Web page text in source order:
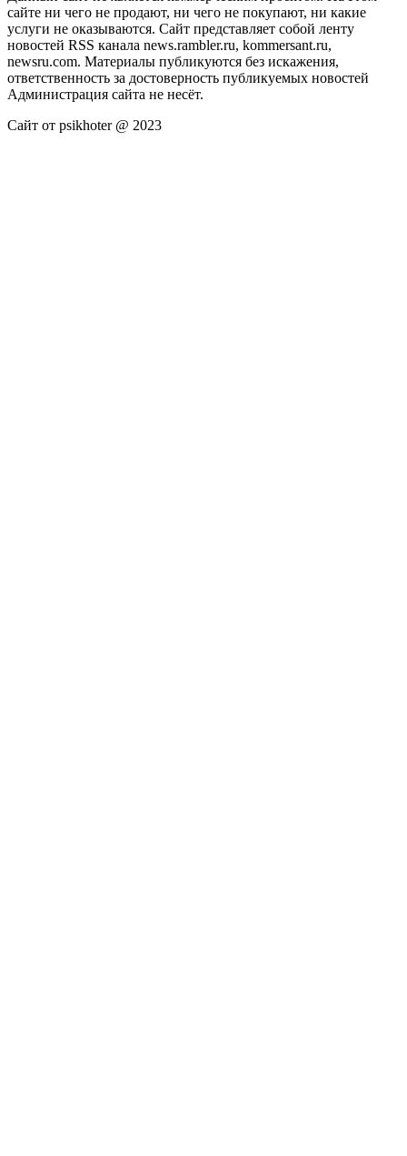
сайте ни чего не продают, ни чего не покупают, ни какие
услуги не оказываются. Сайт представляет собой ленту
новостей RSS канала news.rambler.ru, kommersant.ru,
newsru.com. Материалы публикуются без искажения,
ответственность за достоверность публикуемых новостей
Администрация сайта не несёт.
Сайт от psikhoter @ 2023